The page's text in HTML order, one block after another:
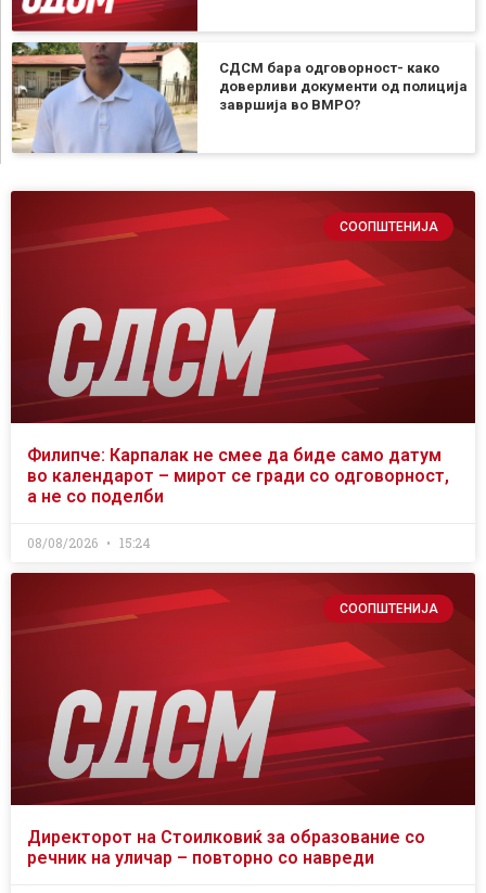
СДСМ бара одговорност- како
доверливи документи од полиција
завршија во ВМРО?
СООПШТЕНИЈА
Филипче: Карпалак не смее да биде само датум
во календарот – мирот се гради со одговорност,
а не со поделби
08/08/2026 15:24
СООПШТЕНИЈА
Директорот на Стоилковиќ за образование со
речник на уличар – повторно со навреди